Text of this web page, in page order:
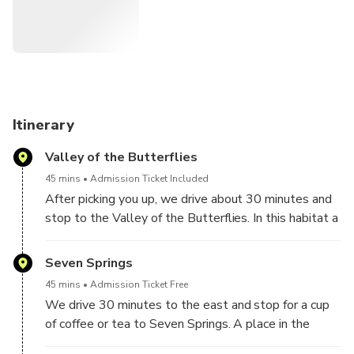
Itinerary
Valley of the Butterflies
45 mins Admission Ticket Included
After picking you up, we drive about 30 minutes and
stop to the Valley of the Butterflies. In this habitat a
June to September. You can follow the path along
the stream which crosses the valley and observe
species.
Seven Springs
45 mins Admission Ticket Free
We drive 30 minutes to the east and stop for a cup
of coffee or tea to Seven Springs. A place in the